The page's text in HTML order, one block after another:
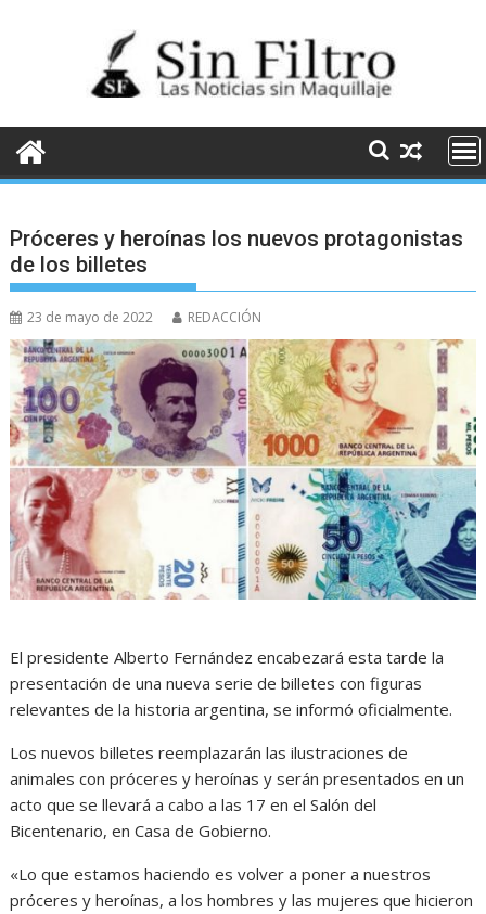
Próceres y heroínas los nuevos protagonistas
de los billetes
23 de mayo de 2022 REDACCIÓN
El presidente Alberto Fernández encabezará esta tarde la
presentación de una nueva serie de billetes con figuras
relevantes de la historia argentina, se informó oficialmente.
Los nuevos billetes reemplazarán las ilustraciones de
animales con próceres y heroínas y serán presentados en un
acto que se llevará a cabo a las 17 en el Salón del
Bicentenario, en Casa de Gobierno.
«Lo que estamos haciendo es volver a poner a nuestros
próceres y heroínas, a los hombres y las mujeres que hicieron